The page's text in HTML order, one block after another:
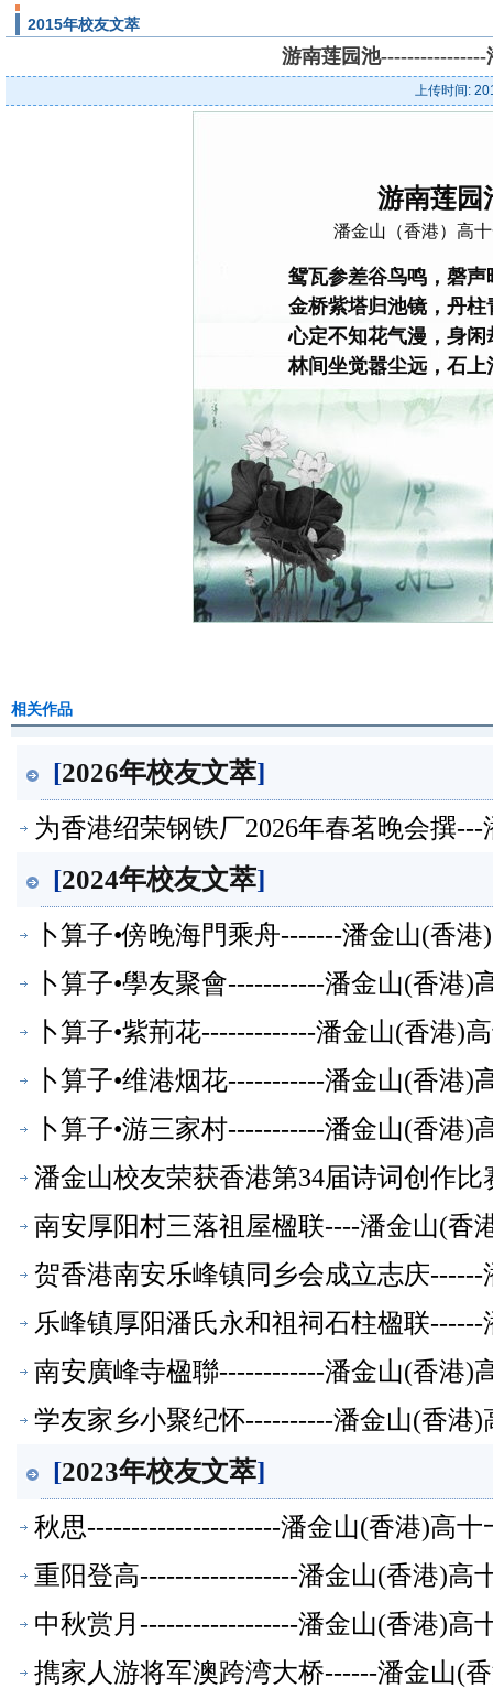
2015年校友文萃
游南莲园池
上传时间:
游南莲园
潘金山（香港）高
鸳瓦参差谷鸟鸣，磬声
金桥紫塔归池镜，丹柱
心定不知花气漫，身闲
林间坐觉嚣尘远，石上
相关作品
[2026年校友文萃]
为香港绍荣钢铁厂2026年春茗晚会撰
[2024年校友文萃]
卜算子•傍晚海門乘舟-------潘金山(香
卜算子•學友聚會-----------潘金山(香港)
卜算子•紫荊花-------------潘金山(香港)
卜算子•维港烟花-----------潘金山(香港)
卜算子•游三家村-----------潘金山(香港)
潘金山校友荣获香港第34届诗词创作
南安厚阳村三落祖屋楹联----潘金山(香
贺香港南安乐峰镇同乡会成立志庆
乐峰镇厚阳潘氏永和祖祠石柱楹联
南安廣峰寺楹聯------------潘金山(香港)
学友家乡小聚纪怀----------潘金山(香港
[2023年校友文萃]
秋思----------------------潘金山(香港)高十
重阳登高------------------潘金山(香港)高
中秋赏月------------------潘金山(香港)高
擕家人游将军澳跨湾大桥------潘金山(